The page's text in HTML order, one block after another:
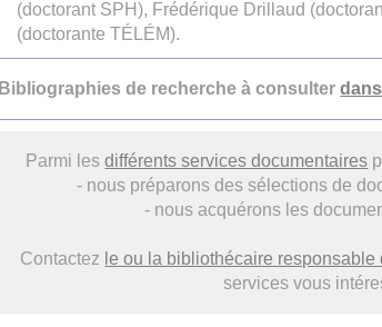
(doctorant SPH), Frédérique Drillaud
(doctorante TÉLÉM).
Bibliographies de recherche à consulter
Parmi lesdifférents services documentaires
- nous préparons des sélections de
- nous acquérons les
Contactez le ou la bibliothécaire responsable
services vous